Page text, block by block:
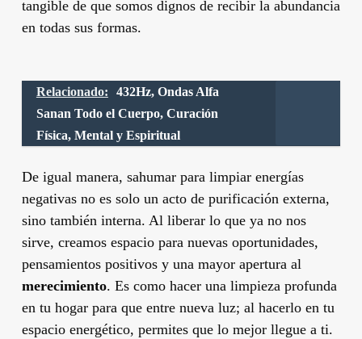
tangible de que somos dignos de recibir la abundancia
en todas sus formas.
Relacionado:
432Hz, Ondas Alfa
Sanan Todo el Cuerpo, Curación
Física, Mental y Espiritual
De igual manera, sahumar para limpiar energías
negativas no es solo un acto de purificación externa,
sino también interna. Al liberar lo que ya no nos
sirve, creamos espacio para nuevas oportunidades,
pensamientos positivos y una mayor apertura al
merecimiento. Es como hacer una limpieza profunda
en tu hogar para que entre nueva luz; al hacerlo en tu
espacio energético, permites que lo mejor llegue a ti.